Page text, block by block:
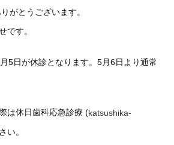
がとうございます。
です。
5日が休診となります。5月6日より通常
は休日歯科応急診療 (katsushika-
い。